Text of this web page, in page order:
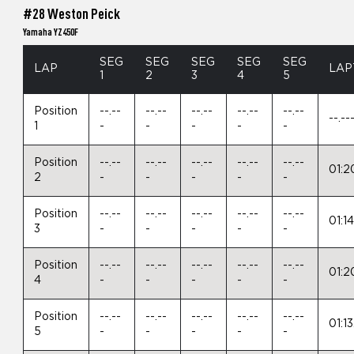
#28 Weston Peick
Yamaha YZ450F
LAP
SEG
1
SEG
2
SEG
3
SEG
4
SEG
5
Position
1
--.--
-
--.--
-
--.--
-
--.--
-
--.--
-
--
Position
2
--.--
-
--.--
-
--.--
-
--.--
-
--.--
-
Position
3
--.--
-
--.--
-
--.--
-
--.--
-
--.--
-
Position
4
--.--
-
--.--
-
--.--
-
--.--
-
--.--
-
Position
5
--.--
-
--.--
-
--.--
-
--.--
-
--.--
-